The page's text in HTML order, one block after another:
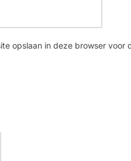
opslaan in deze browser